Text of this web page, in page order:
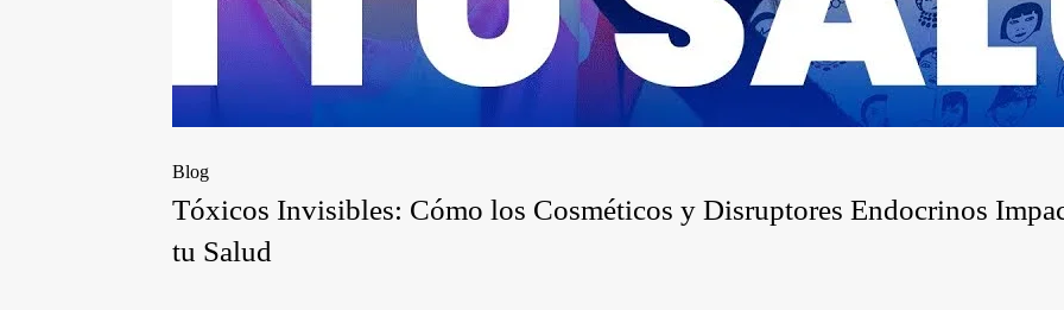
Blog
Tóxicos Invisibles: Cómo los Cosméticos y Disruptores Endocrinos
tu Salud